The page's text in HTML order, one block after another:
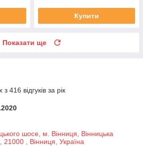
Купити
Показати ще
416 відгуків за рік
шосе, м. Вінниця, Вінницька
21000 , Вінниця, Україна